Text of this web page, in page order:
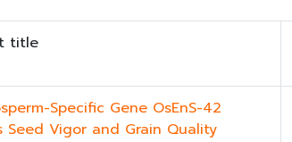
title
Specific Gene OsEnS-42
Seed Vigor and Grain Quality